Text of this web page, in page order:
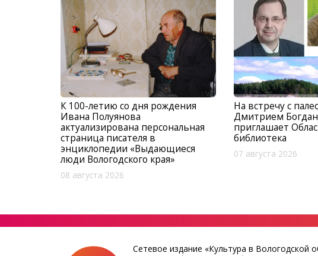
К 100-летию со дня рождения
Ивана Полуянова
актуализирована персональная
страница писателя в
энциклопедии «Выдающиеся
люди Вологодского края»
08 августа 2026
На встречу с
Дмитрием
приглашает
библиотека
07 августа 2026
Сетевое издание «Культура в Вологодской